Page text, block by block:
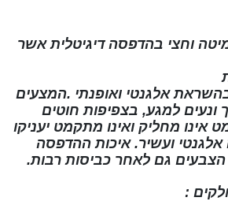
וחצי בהדפסה דיגיטליתאשר
אלגנטי ואופנתי .המצעים
ונעים למגע, בצפיפות חוטים
אינו מחליק ואינו מתקמט יעניקו
ועשיר. איכות ההדפסה
גם לאחר כביסות רבות.
: